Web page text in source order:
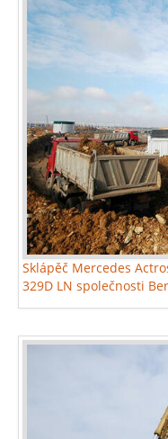
Sklápěč Mercedes
329D LN společnosti